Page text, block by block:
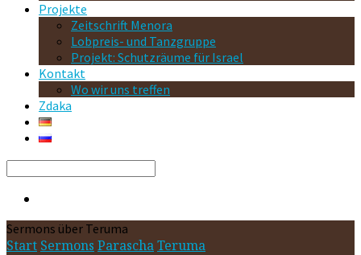
Projekte
Zeitschrift Menora
Lobpreis- und Tanzgruppe
Projekt: Schutzräume für Israel
Kontakt
Wo wir uns treffen
Zdaka
Search
Sermons über Teruma
Start Sermons ParaschaTeruma